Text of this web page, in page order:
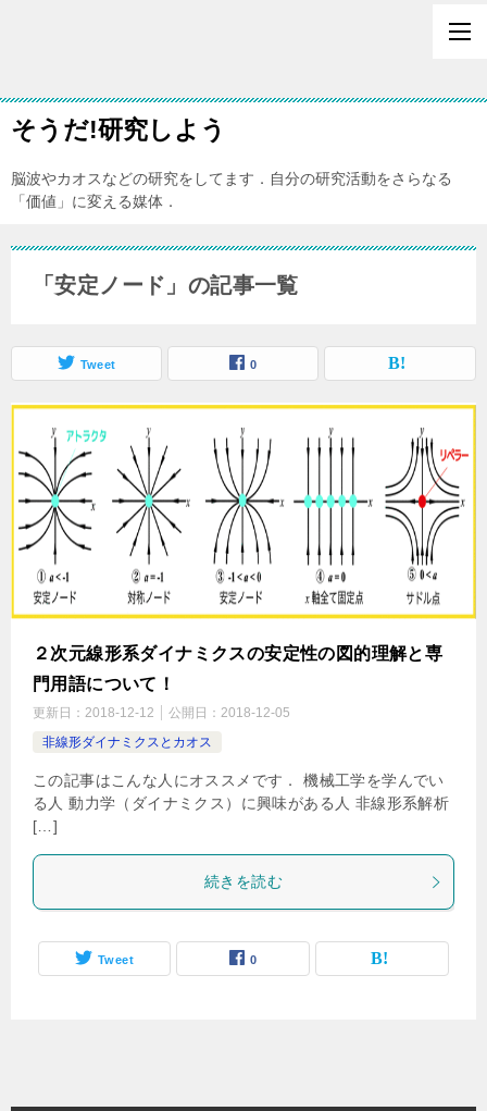
そうだ!研究しよう
脳波やカオスなどの研究をしてます．自分の研究活動をさらなる
「価値」に変える媒体．
「安定ノード」の記事一覧
Tweet 0
２次元線形系ダイナミクスの安定性の図的理解と専
門用語について！
更新日： 2018-12-12 公開日： 2018-12-05
非線形ダイナミクスとカオス
この記事はこんな人にオススメです． 機械工学を学んでい
る人 動力学（ダイナミクス）に興味がある人 非線形系解析
[…]
続きを読む
Tweet 0